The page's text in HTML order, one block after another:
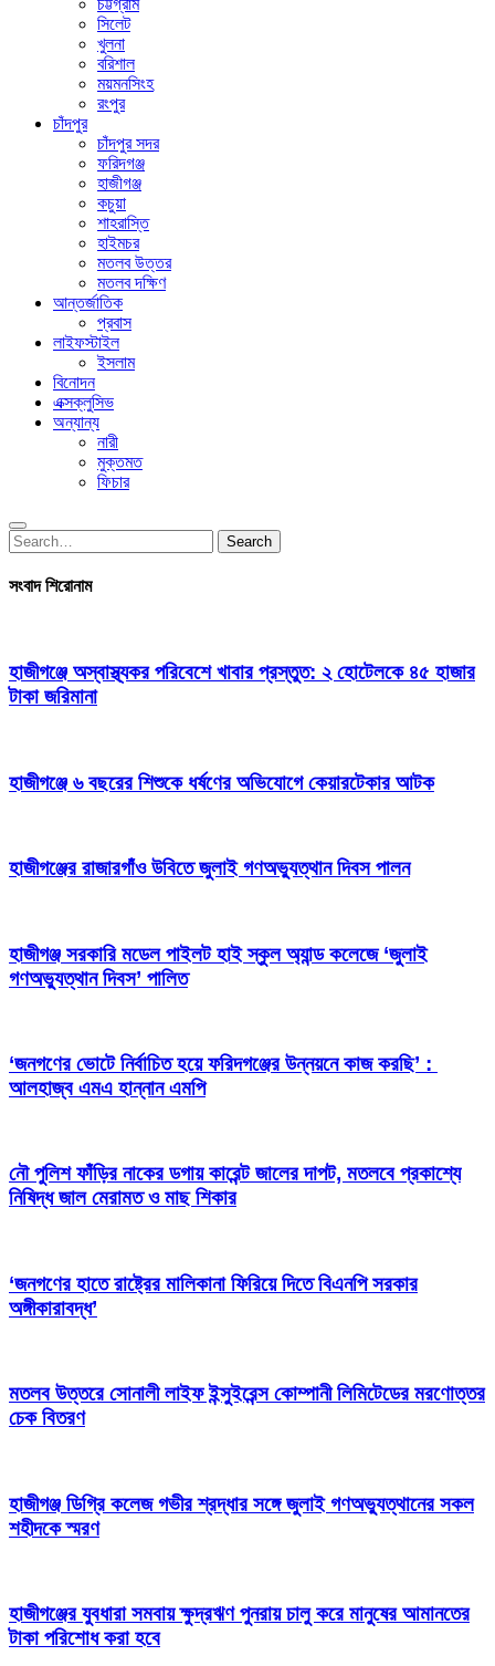
চট্টগ্রাম
সিলেট
খুলনা
বরিশাল
ময়মনসিংহ
রংপুর
চাঁদপুর
চাঁদপুর সদর
ফরিদগঞ্জ
হাজীগঞ্জ
কচুয়া
শাহরাস্তি
হাইমচর
মতলব উত্তর
মতলব দক্ষিণ
আন্তর্জাতিক
প্রবাস
লাইফস্টাইল
ইসলাম
বিনোদন
এক্সক্লুসিভ
অন্যান্য
নারী
মুক্তমত
ফিচার
Search
for:
Search
সংবাদ শিরোনাম
হাজীগঞ্জে অস্বাস্থ্যকর পরিবেশে খাবার প্রস্তুত: ২ হোটেলকে ৪৫ হাজার
টাকা জরিমানা
হাজীগঞ্জে ৬ বছরের শিশুকে ধর্ষণের অভিযোগে কেয়ারটেকার আটক
হাজীগঞ্জের রাজারগাঁও উবিতে জুলাই গণঅভ্যুত্থান দিবস পালন
হাজীগঞ্জ সরকারি মডেল পাইলট হাই স্কুল অ্যান্ড কলেজে ‘জুলাই
গণঅভ্যুত্থান দিবস’ পালিত
‘জনগণের ভোটে নির্বাচিত হয়ে ফরিদগঞ্জের উন্নয়নে কাজ করছি’ :
আলহাজ্ব এমএ হান্নান এমপি
নৌ পুলিশ ফাঁড়ির নাকের ডগায় কারেন্ট জালের দাপট, মতলবে প্রকাশ্যে
নিষিদ্ধ জাল মেরামত ও মাছ শিকার
‘জনগণের হাতে রাষ্ট্রের মালিকানা ফিরিয়ে দিতে বিএনপি সরকার
অঙ্গীকারাবদ্ধ’
মতলব উত্তরে সোনালী লাইফ ইন্সুইরেন্স কোম্পানী লিমিটেডের মরণোত্তর
চেক বিতরণ
হাজীগঞ্জ ডিগ্রি কলেজ গভীর শ্রদ্ধার সঙ্গে জুলাই গণঅভ্যুত্থানের সকল
শহীদকে স্মরণ
হাজীগঞ্জের যুবধারা সমবায় ক্ষুদ্রঋণ পুনরায় চালু করে মানুষের আমানতের
টাকা পরিশোধ করা হবে